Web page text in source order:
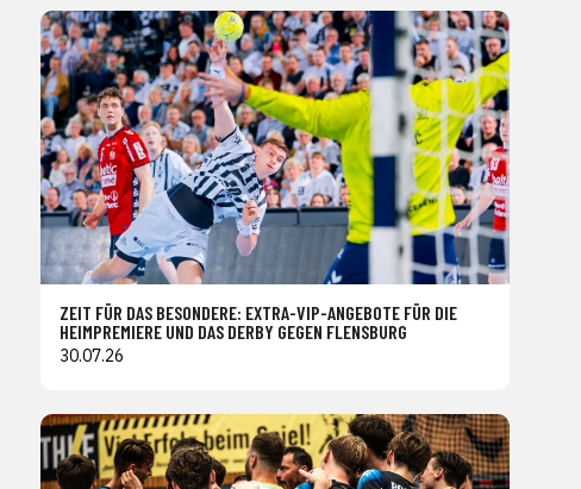
ZEIT FÜR DAS BESONDERE: EXTRA-VIP-ANGEBOTE FÜR DIE
HEIMPREMIERE UND DAS DERBY GEGEN FLENSBURG
30.07.26